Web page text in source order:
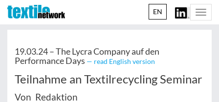
EN
19.03.24 –The Lycra Company auf den
Performance Days — read English version
Teilnahme an Textilrecycling Seminar
Von Redaktion